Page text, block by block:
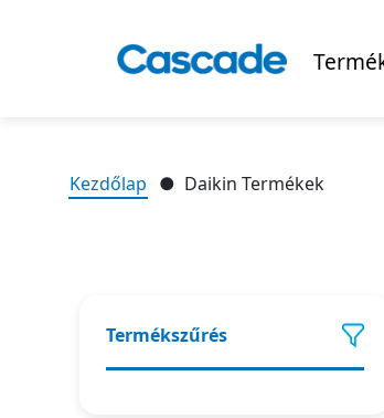
Kezdőlap Daikin Termékek
Termékszűrés